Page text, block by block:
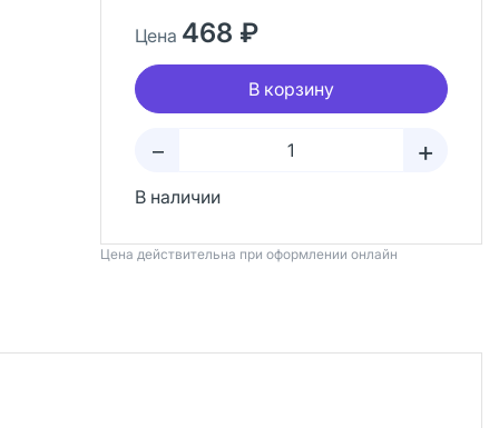
Цена 468 ₽
В корзину
– +
В наличии
Цена действительна при оформлении онлайн